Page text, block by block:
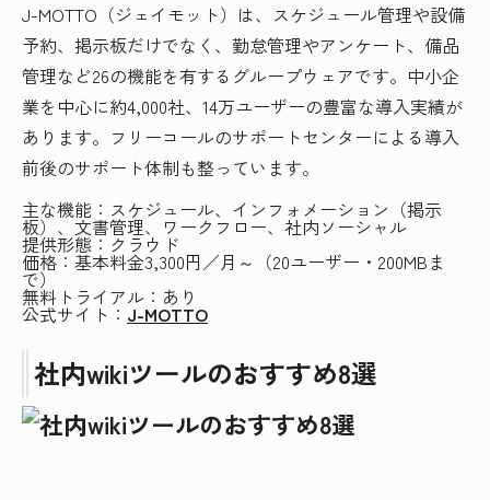
J-MOTTO（ジェイモット）は、スケジュール管理や設備
予約、掲示板だけでなく、勤怠管理やアンケート、備品
管理など26の機能を有するグループウェアです。中小企
業を中心に約4,000社、14万ユーザーの豊富な導入実績が
あります。フリーコールのサポートセンターによる導入
前後のサポート体制も整っています。
主な機能：スケジュール、インフォメーション（掲示
板）、文書管理、ワークフロー、社内ソーシャル
提供形態：クラウド
価格：基本料金3,300円／月～（20ユーザー・200MBま
で）
無料トライアル：あり
公式サイト： J-MOTTO
社内wikiツールのおすすめ8選